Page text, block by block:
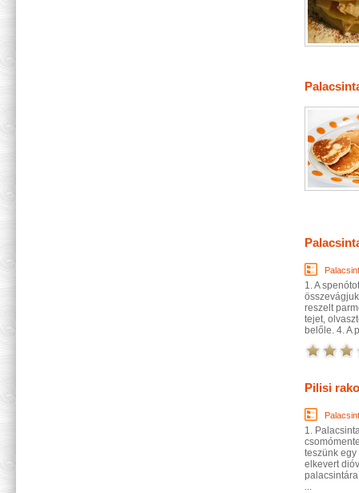
1. A
reszelt
tejet,
belőle. 4. A
Pilisi
1.
teszünk
elkevert
...